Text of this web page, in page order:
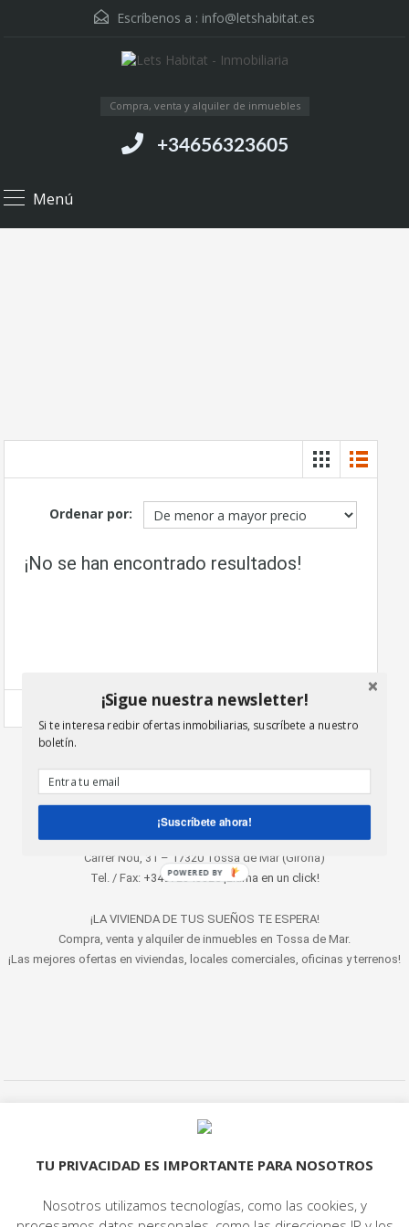
Escríbenos a : info@letshabitat.es
Compra, venta y alquiler de inmuebles
+34656323605
Menú
Ordenar por:
¡No se han encontrado resultados!
Carrer Nou, 31 – 17320 Tossa de Mar (Girona)
Tel. / Fax: +34972343325 ¡Llama en un click!
¡LA VIVIENDA DE TUS SUEÑOS TE ESPERA!
Compra, venta y alquiler de inmuebles en Tossa de Mar.
¡Las mejores ofertas en viviendas, locales comerciales, oficinas y terrenos!
TU PRIVACIDAD ES IMPORTANTE PARA NOSOTROS
Nosotros utilizamos tecnologías, como las cookies, y
¡Sigue nuestra newsletter!
Si te interesa recibir ofertas inmobiliarias, suscríbete a nuestro
boletín.
¡Suscríbete ahora!
POWERED BY